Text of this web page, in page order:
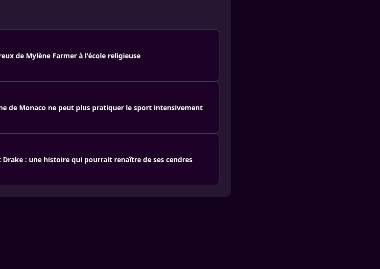
de Mylène Farmer à l'école religieuse
de Monaco ne peut plus pratiquer le sport intensivement
Drake : une histoire qui pourrait renaître de ses cendres